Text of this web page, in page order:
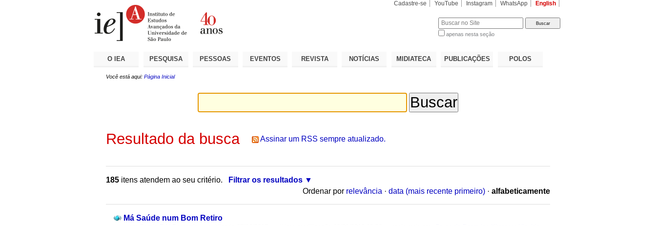
Cadastre-se YouTube Instagram WhatsApp English
apenas nesta seção
O IEA PESQUISA PESSOAS EVENTOS REVISTA NOTÍCIAS MIDIATECA PUBLICAÇÕES POLOS
Você está aqui: Página Inicial
Resultado da busca Assinar um RSS sempre atualizado.
185 itens atendem ao seu critério.
Filtrar os resultados
Ordenar por relevância · data (mais recente primeiro) · alfabeticamente
Má Saúde num Bom Retiro